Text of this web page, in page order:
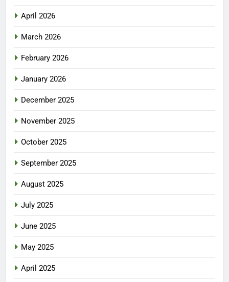
April 2026
March 2026
February 2026
January 2026
December 2025
November 2025
October 2025
September 2025
August 2025
July 2025
June 2025
May 2025
April 2025